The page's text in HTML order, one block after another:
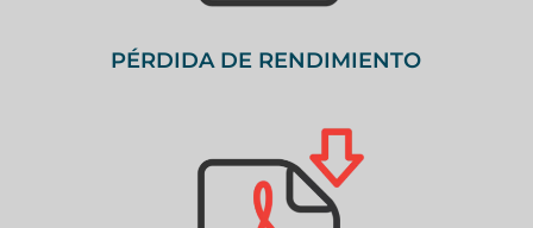
PÉRDIDA DE RENDIMIENTO